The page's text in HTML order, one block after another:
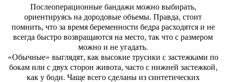
Послеоперационные бандажи можно выбирать,
ориентируясь на дородовые объемы. Правда, стоит
помнить, что за время беременности бедра расходятся и не
всегда быстро возвращаются на место, так что с размером
можно и не угадать.
«Обычные» выглядят, как высокие трусики с застежками по
бокам или с двух сторон живота, часто с нижней застежкой,
как у боди. Чаще всего сделаны из синтетических